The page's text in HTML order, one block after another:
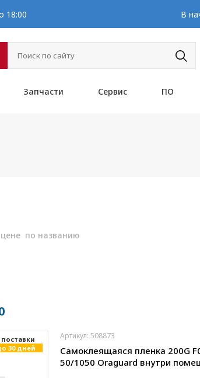
18:00 В
Запчасти Сервис ПО
по названию
поставки
30 дней
Артикул: 508873
Самоклеящаяся пленка 200G
50/1050 Oraguard внутри